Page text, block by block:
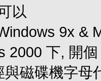
以
9x &
2000 下, 開
與磁碟機字母